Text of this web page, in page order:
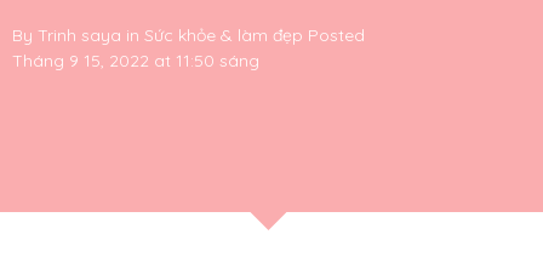
By Trinh saya in Sức khỏe & làm đẹp Posted
Tháng 9 15, 2022 at 11:50 sáng